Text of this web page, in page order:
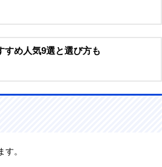
すめ人気9選と選び方も
。